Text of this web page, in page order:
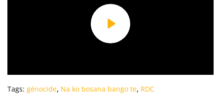
Play
Tags: génocide, Na ko bosana bango te, RDC